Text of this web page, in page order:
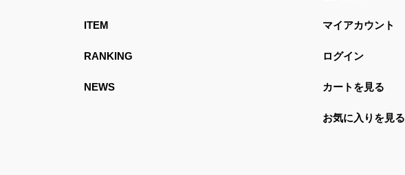
ITEM
RANKING
NEWS
マイアカウント
ログイン
カートを見る
お気に入りを見る